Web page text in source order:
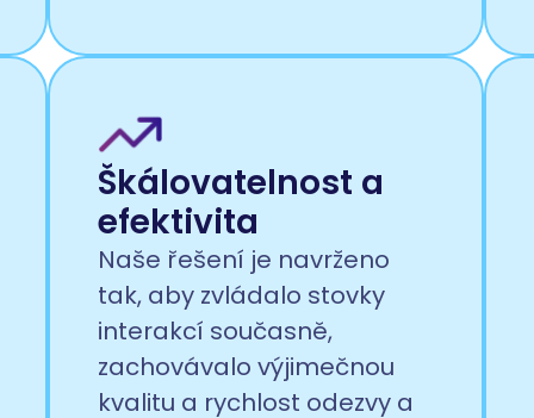
Škálovatelnost a
efektivita
Naše řešení je navrženo
tak, aby zvládalo stovky
interakcí současně,
zachovávalo výjimečnou
kvalitu a rychlost odezvy a